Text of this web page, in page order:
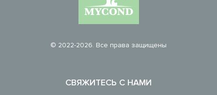
© 2022-2026. Все права защищены
СВЯЖИТЕСЬ С НАМИ